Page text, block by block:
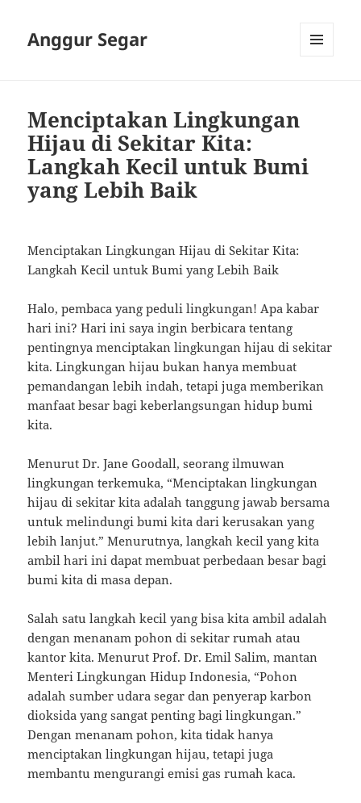
Anggur Segar
Menciptakan Lingkungan
Hijau di Sekitar Kita:
Langkah Kecil untuk Bumi
yang Lebih Baik
Menciptakan Lingkungan Hijau di Sekitar Kita:
Langkah Kecil untuk Bumi yang Lebih Baik
Halo, pembaca yang peduli lingkungan! Apa kabar
hari ini? Hari ini saya ingin berbicara tentang
pentingnya menciptakan lingkungan hijau di sekitar
kita. Lingkungan hijau bukan hanya membuat
pemandangan lebih indah, tetapi juga memberikan
manfaat besar bagi keberlangsungan hidup bumi
kita.
Menurut Dr. Jane Goodall, seorang ilmuwan
lingkungan terkemuka, “Menciptakan lingkungan
hijau di sekitar kita adalah tanggung jawab bersama
untuk melindungi bumi kita dari kerusakan yang
lebih lanjut.” Menurutnya, langkah kecil yang kita
ambil hari ini dapat membuat perbedaan besar bagi
bumi kita di masa depan.
Salah satu langkah kecil yang bisa kita ambil adalah
dengan menanam pohon di sekitar rumah atau
kantor kita. Menurut Prof. Dr. Emil Salim, mantan
Menteri Lingkungan Hidup Indonesia, “Pohon
adalah sumber udara segar dan penyerap karbon
dioksida yang sangat penting bagi lingkungan.”
Dengan menanam pohon, kita tidak hanya
menciptakan lingkungan hijau, tetapi juga
membantu mengurangi emisi gas rumah kaca.